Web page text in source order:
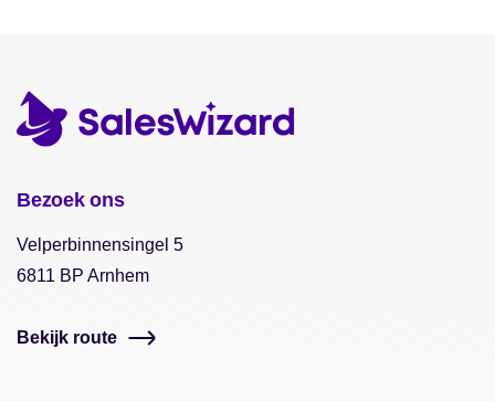
Bezoek ons
Velperbinnensingel 5
6811 BP Arnhem
Bekijk route